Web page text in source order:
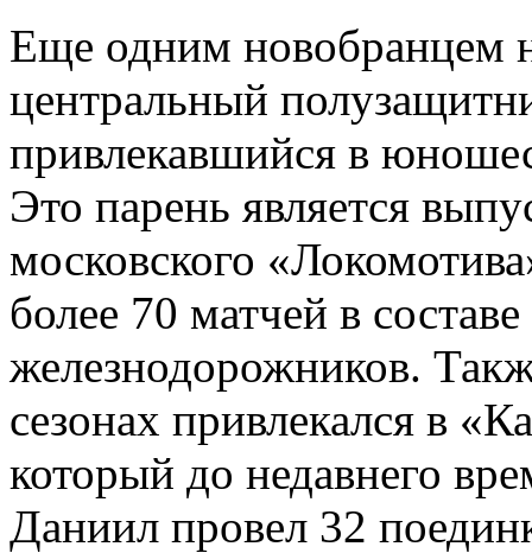
Еще одним новобранцем
центральный
привлекавшийся в
Это парень является
московского
более 70 матчей в
железнодорожников.
сезонах привлекался в
который до недавнего
Даниил провел 32